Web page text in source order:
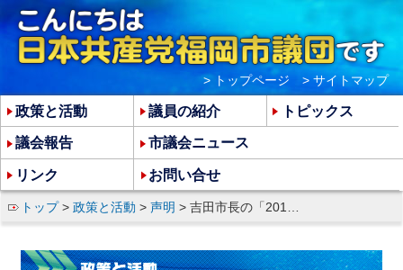
トップ> 政策と活動 > 声明 > 吉田市長の「2011グランドデザイン」について
政策と活動 議員の紹介 トピックス
議会報告 市議会ニュース
リンク お問い合せ
> トップページ > サイトマップ